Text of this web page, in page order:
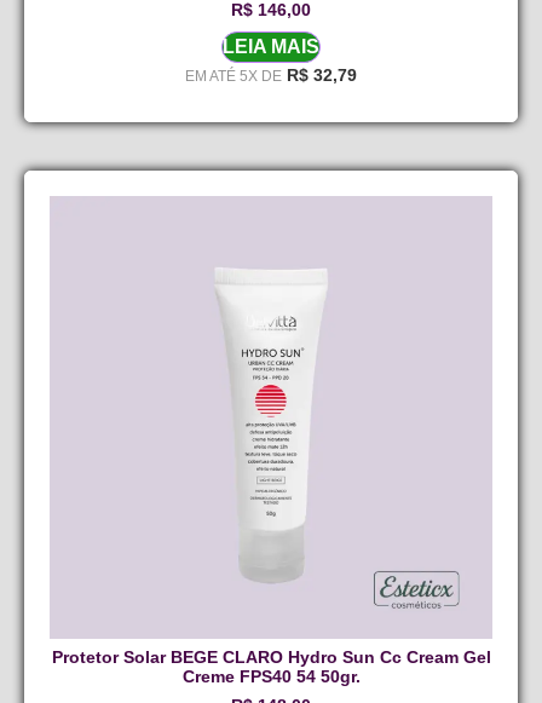
R$ 146,00
LEIA MAIS
EM ATÉ 5X DE R$ 32,79
Protetor Solar BEGE CLARO Hydro Sun Cc Cream Gel
Creme FPS40 54 50gr.